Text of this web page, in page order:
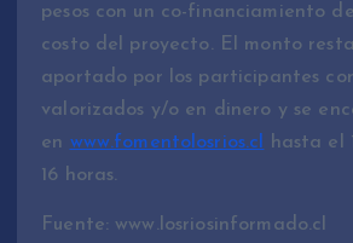
pesos con un co-financiamiento
costo del proyecto. El monto
aportado por los participantes
valorizados y/o en dinero y se
en www.fomentolosrios.cl
hasta el
16 horas.
Fuente: www.losriosinformado.cl